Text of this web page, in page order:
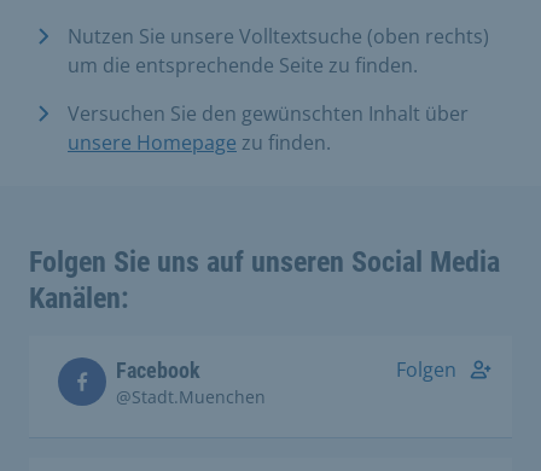
Nutzen Sie unsere Volltextsuche (oben rechts)
um die entsprechende Seite zu finden.
Versuchen Sie den gewünschten Inhalt über
unsere Homepage zu finden.
Folgen Sie uns auf unseren Social Media
Kanälen:
Facebook
@Stadt.Muenchen
Folgen